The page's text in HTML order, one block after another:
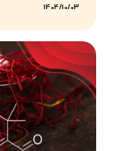
1404/10/03